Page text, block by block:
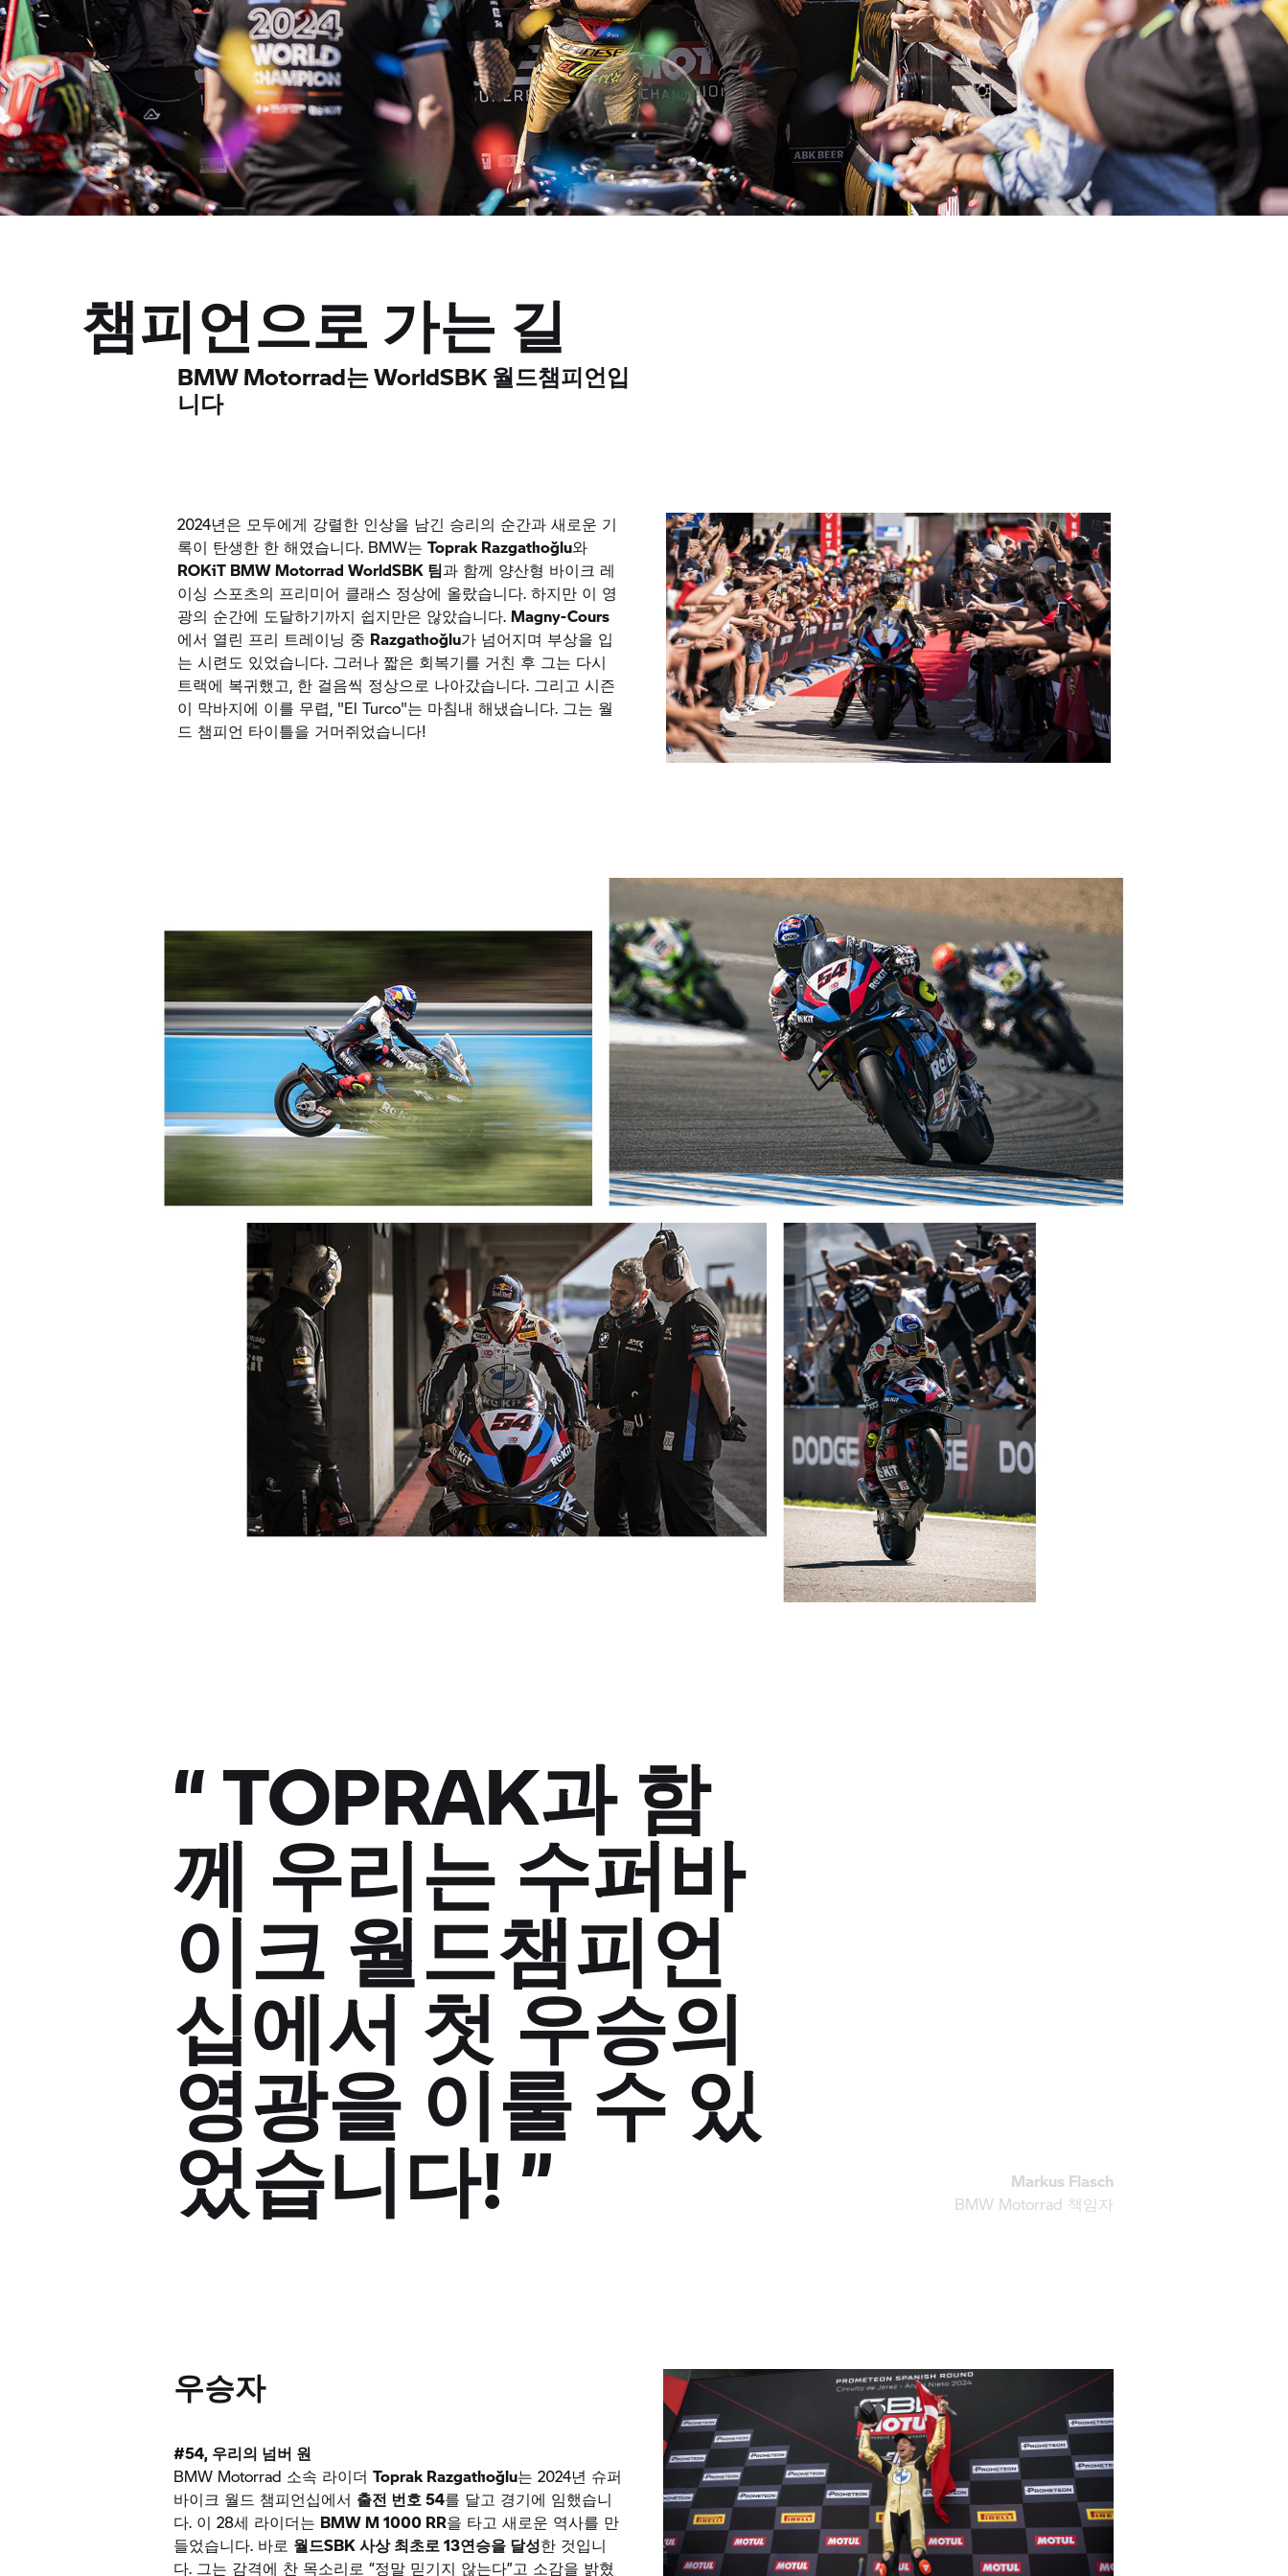
챔피언으로 가는 길
BMW Motorrad는 WorldSBK 월드챔피언입
니다
2024년은 모두에게 강렬한 인상을 남긴 승리의 순간과 새로운 기
록이 탄생한 한 해였습니다. BMW는Toprak Razgatlıoğlu와
ROKiT BMW Motorrad WorldSBK 팀과 함께 양산형 바이크 레
이싱 스포츠의 프리미어 클래스 정상에 올랐습니다. 하지만 이 영
광의 순간에 도달하기까지 쉽지만은 않았습니다.Magny-Cours
에서 열린 프리 트레이닝 중 Razgatlıoğlu가 넘어지며 부상을 입
는 시련도 있었습니다. 그러나 짧은 회복기를 거친 후 그는 다시
트랙에 복귀했고, 한 걸음씩 정상으로 나아갔습니다. 그리고 시즌
이 막바지에 이를 무렵, "El Turco"는 마침내 해냈습니다. 그는 월
드 챔피언 타이틀을 거머쥐었습니다!
“TOPRAK과 함
께 우리는 수퍼바
이크 월드챔피언
십에서 첫 우승의
영광을 이룰 수 있
었습니다!”
Markus Flasch
BMW Motorrad 책임자
우승자
#54, 우리의 넘버 원
BMW Motorrad 소속 라이더Toprak Razgatlıoğlu는 2024년 슈퍼
바이크 월드 챔피언십에서 출전 번호 54를 달고 경기에 임했습니
다. 이 28세 라이더는 BMW M1000 RR을 타고 새로운 역사를 만
들었습니다. 바로 월드SBK 사상 최초로 13연승을 달성한 것입니
다. 그는 감격에 찬 목소리로 “정말 믿기지 않는다”고 소감을 밝혔